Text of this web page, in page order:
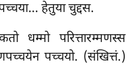
हेतुया चुद्दस.
धम्मो परित्तारम्मणस्स
पच्चयो. (संखित्तं.)